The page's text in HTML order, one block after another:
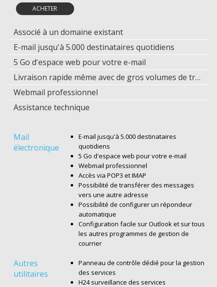
ACHETER
Associé à un domaine existant
E-mail jusqu'à 5.000 destinataires quotidiens
5 Go d'espace web pour votre e-mail
Livraison rapide même avec de gros volumes de trafic
Webmail professionnel
Assistance technique
Mail
électronique
E-mail jusqu'à 5.000 destinataires
quotidiens
5 Go d'espace web pour votre e-mail
Webmail professionnel
Accès via POP3 et IMAP
Possibilité de transférer des messages
vers une autre adresse
Possibilité de configurer un répondeur
automatique
Configuration facile sur Outlook et sur tous
les autres programmes de gestion de
courrier
Autres
utilitaires
Panneau de contrôle dédié pour la gestion
des services
H24 surveillance des services